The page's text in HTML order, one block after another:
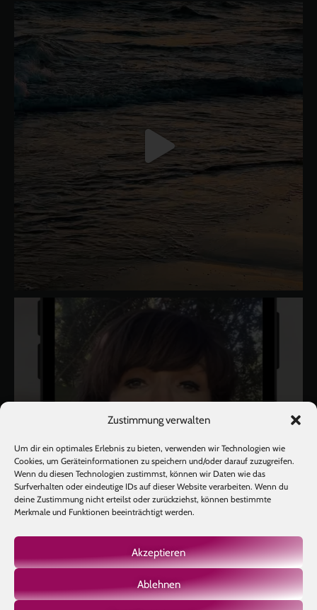
Zustimmung verwalten
Um dir ein optimales Erlebnis zu bieten, verwenden wir Technologien wie
Cookies, um Geräteinformationen zu speichern und/oder darauf zuzugreifen.
Wenn du diesen Technologien zustimmst, können wir Daten wie das
Surfverhalten oder eindeutige IDs auf dieser Website verarbeiten. Wenn du
deine Zustimmung nicht erteilst oder zurückziehst, können bestimmte
Merkmale und Funktionen beeinträchtigt werden.
Akzeptieren
Ablehnen